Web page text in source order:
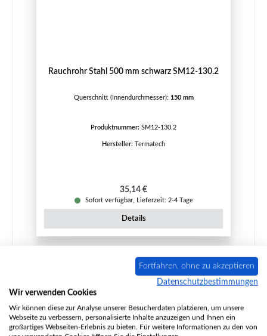
Rauchrohr Stahl 500 mm schwarz SM12-130.2
Querschnitt (Innendurchmesser): 150 mm
Produktnummer: SM12-130.2
Hersteller: Termatech
Regulärer Preis:
35,14 €
Sofort verfügbar, Lieferzeit: 2-4 Tage
Details
Fortfahren, ohne zu akzeptieren
Datenschutzbestimmungen
Wir verwenden Cookies
Wir können diese zur Analyse unserer Besucherdaten platzieren, um unsere
Webseite zu verbessern, personalisierte Inhalte anzuzeigen und Ihnen ein
großartiges Webseiten-Erlebnis zu bieten. Für weitere Informationen zu den von